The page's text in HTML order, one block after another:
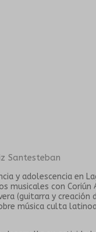
Santesteban
y adolescencia en
musicales con
(guitarra y creación
música culta